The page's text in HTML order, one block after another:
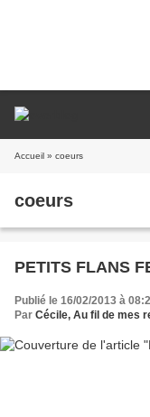
Accueil » coeurs
coeurs
PETITS FLANS
Publié le 16/02/2013 à
Par Cécile, Au fil de mes